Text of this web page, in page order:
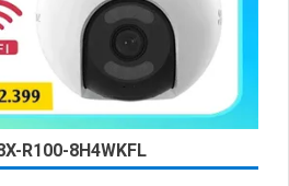
R100-8H4WKFL